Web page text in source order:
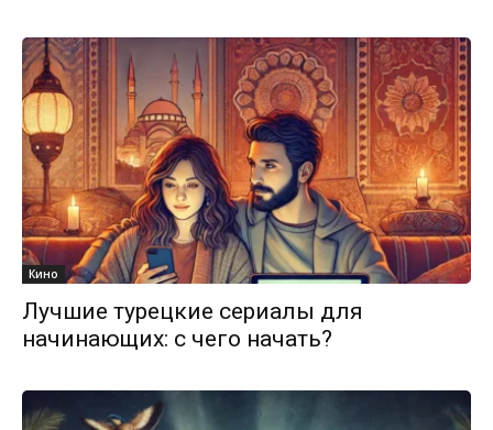
Кино
Лучшие турецкие сериалы для
начинающих: с чего начать?